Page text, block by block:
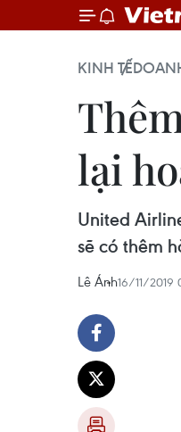
KINH TẾ
lại
United
sẽ có thêm
Lê Ánh16/11/2019